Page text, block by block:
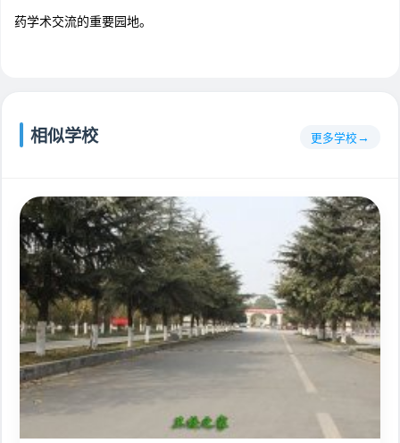
药学术交流的重要园地。
相似学校 更多学校